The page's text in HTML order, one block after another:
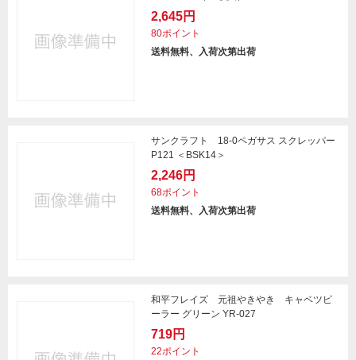
2,645円
80ポイント
送料無料、入荷次第出荷
サンクラフト 18-0ペガサス スクレッパー
P121 ＜BSK14＞
2,246円
68ポイント
送料無料、入荷次第出荷
和平フレイズ 元祖やきやき キャベツピ
ーラー グリーン YR-027
719円
22ポイント